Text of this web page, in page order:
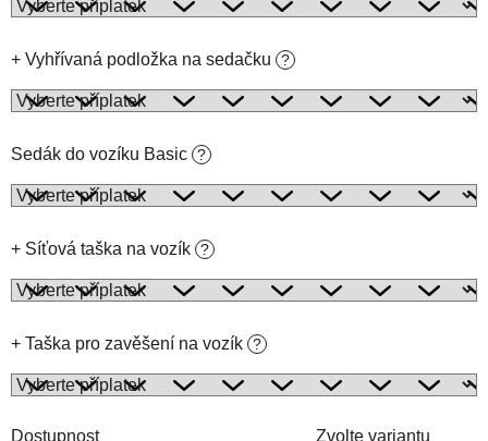
+ Vyhřívaná podložka na sedačku ?
Sedák do vozíku Basic ?
+ Síťová taška na vozík ?
+ Taška pro zavěšení na vozík ?
Dostupnost
Zvolte variantu